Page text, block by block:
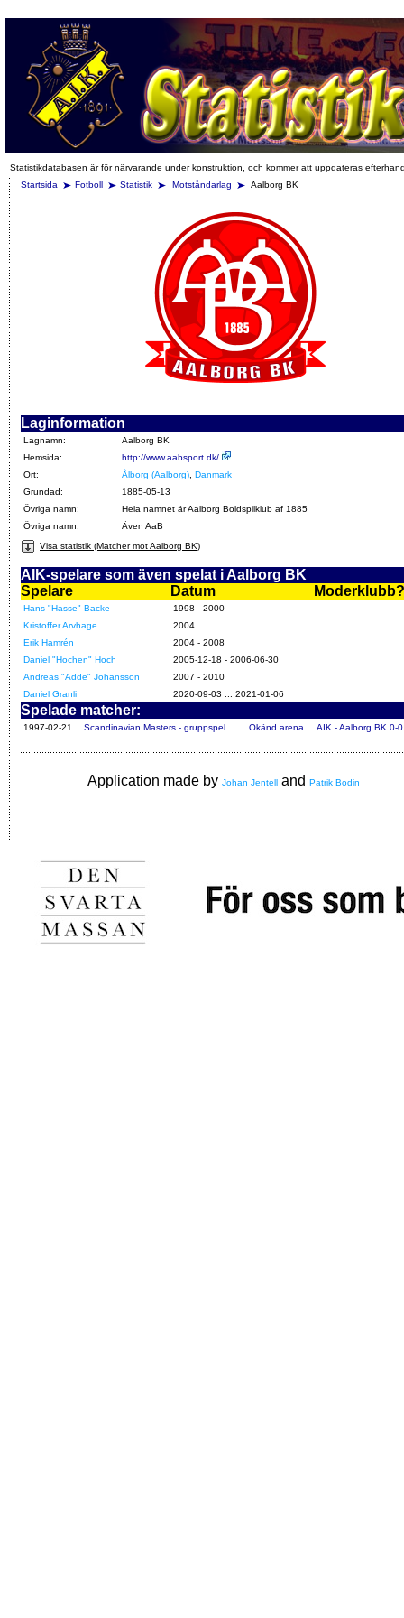
Statistikdatabasen är för närvarande under konstruktion, och kommer att uppdateras
Startsida
Fotboll Statistik Motståndarlag Aalborg BK
Laginformation
Lagnamn:
Aalborg BK
Hemsida:
http://www.aabsport.dk/
Ort:
Ålborg (Aalborg) Danmark
Grundad:
1885-05-13
Övriga namn:
Hela namnet är Aalborg Boldspilklub af 1885
Övriga namn:
Även AaB
Visa statistik (Matcher mot Aalborg BK)
AIK-spelare som även spelat i Aalborg BK
Spelare
Datum Moderklubb?
Hans "Hasse" Backe
1998 - 2000
Kristoffer Arvhage
2004
Erik Hamrén
2004 - 2008
Daniel "Hochen" Hoch
2005-12-18 - 2006-06-30
Andreas "Adde" Johansson
2007 - 2010
Daniel Granli
2020-09-03 ... 2021-01-06
Spelade matcher:
1997-02-21 Scandinavian Masters - gruppspel Okänd arena AIK - Aalborg BK 0-0
Application made by Johan Jentell and Patrik Bodin